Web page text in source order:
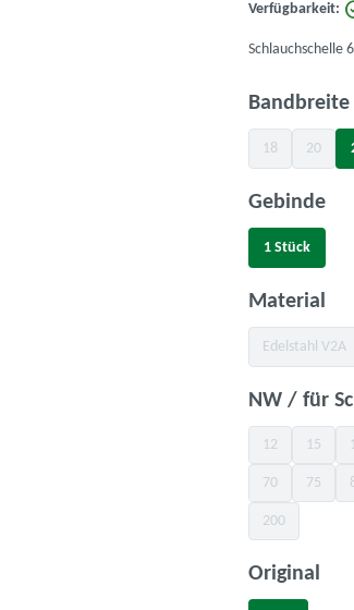
Verfügbarkeit:
Schlauchschelle
Bandbreite
18
(Diese Option
20
(Diese
Gebinde
1 Stück
(Diese
Material
Edelstahl V2A
(Diese
NW / für
12
(Diese Option
15
(Diese
70(Diese Option
75(Diese
200(Diese Option
Original